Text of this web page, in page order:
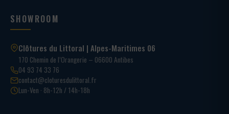
SHOWROOM
Clôtures du Littoral | Alpes-Maritimes 06
170 Chemin de l’Orangerie – 06600 Antibes
04 93 74 33 76
contact@cloturesdulittoral.fr
Lun-Ven · 8h-12h / 14h-18h